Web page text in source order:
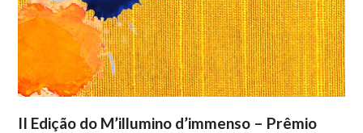
II Edição do M’illumino d’immenso – Prêmio